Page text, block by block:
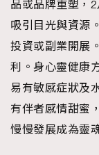
品或品牌重塑，
吸引目光與資源
投資或副業開展
利。身心靈健康
易有敏感症狀及
有伴者感情甜蜜
慢慢發展成為靈